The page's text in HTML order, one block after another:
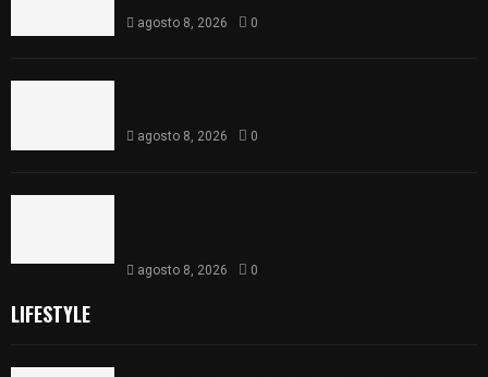
agosto 8, 2026 0
agosto 8, 2026 0
agosto 8, 2026 0
LIFESTYLE